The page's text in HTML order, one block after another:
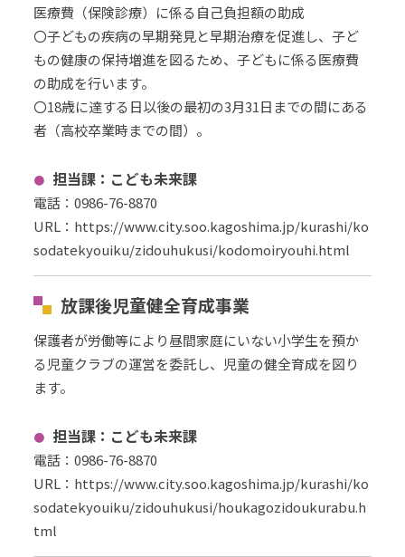
医療費（保険診療）に係る自己負担額の助成
〇子どもの疾病の早期発見と早期治療を促進し、子ど
もの健康の保持増進を図るため、子どもに係る医療費
の助成を行います。
〇18歳に達する日以後の最初の3月31日までの間にある
者（高校卒業時までの間）。
担当課：こども未来課
電話：0986-76-8870
URL： https://www.city.soo.kagoshima.jp/kurashi/ko
sodatekyouiku/zidouhukusi/kodomoiryouhi.html
放課後児童健全育成事業
保護者が労働等により昼間家庭にいない小学生を預か
る児童クラブの運営を委託し、児童の健全育成を図り
ます。
担当課：こども未来課
電話：0986-76-8870
URL： https://www.city.soo.kagoshima.jp/kurashi/ko
sodatekyouiku/zidouhukusi/houkagozidoukurabu.h
tml